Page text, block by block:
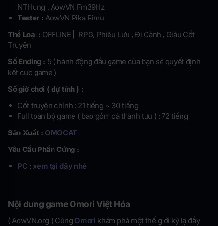
NTHung , AowVN Fm39Hz
Tester : AowVN Pika Rimu
Thể Loại : OFFLINE | RPG, Phiêu Lưu , Đi Cảnh , Giàu Cốt
Truyện
Số Ending : 5 ( hành động đầu game của bạn sẽ quyết định
kết cục game )
Số giờ chơi ( dự tính ) :
Cốt truyện chính : 21 tiếng ~ 30 tiếng
Full toàn bộ game ( bao gồm cả thành tựu ) : 72 tiếng
Sản Xuất : OMOCAT
Yêu Cầu Phần Cứng :
PC : xem tại đây nhé
Nội dung gameOmori Việt Hóa
( AowVN.org ) Cùng Omori khám phá một thế giới kỳ lạ đầy